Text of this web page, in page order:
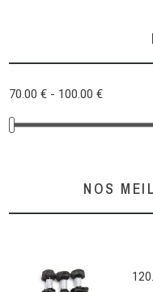
70.00 € - 100.00 €
NOS